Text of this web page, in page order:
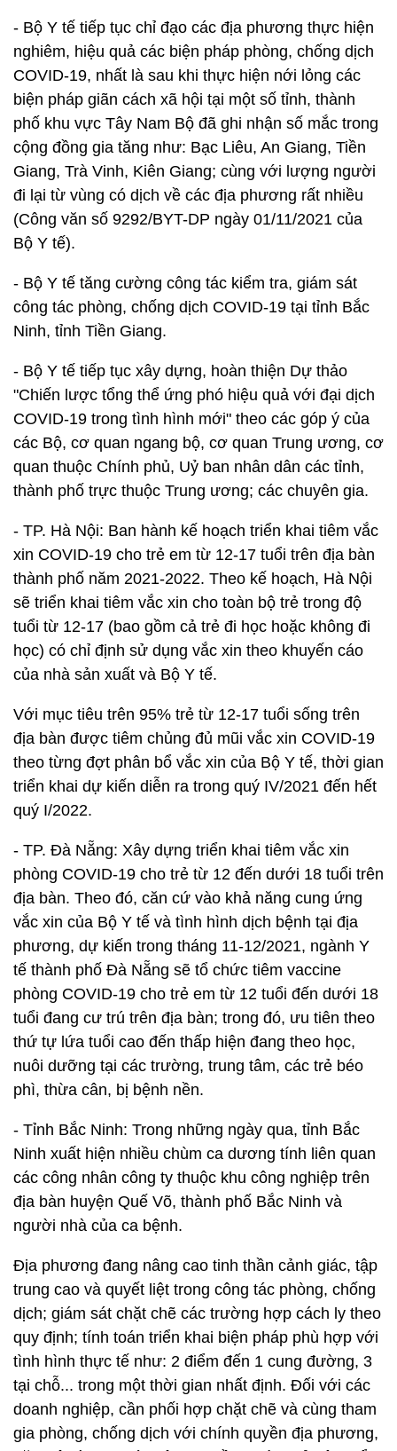
- Bộ Y tế tiếp tục chỉ đạo các địa phương thực hiện
nghiêm, hiệu quả các biện pháp phòng, chống dịch
COVID-19, nhất là sau khi thực hiện nới lỏng các
biện pháp giãn cách xã hội tại một số tỉnh, thành
phố khu vực Tây Nam Bộ đã ghi nhận số mắc trong
cộng đồng gia tăng như: Bạc Liêu, An Giang, Tiền
Giang, Trà Vinh, Kiên Giang; cùng với lượng người
đi lại từ vùng có dịch về các địa phương rất nhiều
(Công văn số 9292/BYT-DP ngày 01/11/2021 của
Bộ Y tế).
- Bộ Y tế tăng cường công tác kiểm tra, giám sát
công tác phòng, chống dịch COVID-19 tại tỉnh Bắc
Ninh, tỉnh Tiền Giang.
- Bộ Y tế tiếp tục xây dựng, hoàn thiện Dự thảo
"Chiến lược tổng thể ứng phó hiệu quả với đại dịch
COVID-19 trong tình hình mới" theo các góp ý của
các Bộ, cơ quan ngang bộ, cơ quan Trung ương, cơ
quan thuộc Chính phủ, Uỷ ban nhân dân các tỉnh,
thành phố trực thuộc Trung ương; các chuyên gia.
- TP. Hà Nội: Ban hành kế hoạch triển khai tiêm vắc
xin COVID-19 cho trẻ em từ 12-17 tuổi trên địa bàn
thành phố năm 2021-2022. Theo kế hoạch, Hà Nội
sẽ triển khai tiêm vắc xin cho toàn bộ trẻ trong độ
tuổi từ 12-17 (bao gồm cả trẻ đi học hoặc không đi
học) có chỉ định sử dụng vắc xin theo khuyến cáo
của nhà sản xuất và Bộ Y tế.
Với mục tiêu trên 95% trẻ từ 12-17 tuổi sống trên
địa bàn được tiêm chủng đủ mũi vắc xin COVID-19
theo từng đợt phân bổ vắc xin của Bộ Y tế, thời gian
triển khai dự kiến diễn ra trong quý IV/2021 đến hết
quý I/2022.
- TP. Đà Nẵng: Xây dựng triển khai tiêm vắc xin
phòng COVID-19 cho trẻ từ 12 đến dưới 18 tuổi trên
địa bàn. Theo đó, căn cứ vào khả năng cung ứng
vắc xin của Bộ Y tế và tình hình dịch bệnh tại địa
phương, dự kiến trong tháng 11-12/2021, ngành Y
tế thành phố Đà Nẵng sẽ tổ chức tiêm vaccine
phòng COVID-19 cho trẻ em từ 12 tuổi đến dưới 18
tuổi đang cư trú trên địa bàn; trong đó, ưu tiên theo
thứ tự lứa tuổi cao đến thấp hiện đang theo học,
nuôi dưỡng tại các trường, trung tâm, các trẻ béo
phì, thừa cân, bị bệnh nền.
- Tỉnh Bắc Ninh: Trong những ngày qua, tỉnh Bắc
Ninh xuất hiện nhiều chùm ca dương tính liên quan
các công nhân công ty thuộc khu công nghiệp trên
địa bàn huyện Quế Võ, thành phố Bắc Ninh và
người nhà của ca bệnh.
Địa phương đang nâng cao tinh thần cảnh giác, tập
trung cao và quyết liệt trong công tác phòng, chống
dịch; giám sát chặt chẽ các trường hợp cách ly theo
quy định; tính toán triển khai biện pháp phù hợp với
tình hình thực tế như: 2 điểm đến 1 cung đường, 3
tại chỗ... trong một thời gian nhất định. Đối với các
doanh nghiệp, cần phối hợp chặt chẽ và cùng tham
gia phòng, chống dịch với chính quyền địa phương,